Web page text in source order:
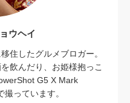
ウヘイ
住したグルメブロガー。
飲んだり、お姫様抱っこ
G5 X Mark
っています。